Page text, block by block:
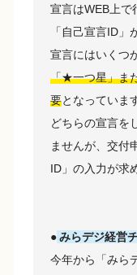
宣言はWEB上で
「自己宣言ID」
宣言にはいくつ
「★一つ星」
要となっていま
どちらの宣言を
ませんが、交付
ID」の入力が求
●みらデジ経営
今年から「みら